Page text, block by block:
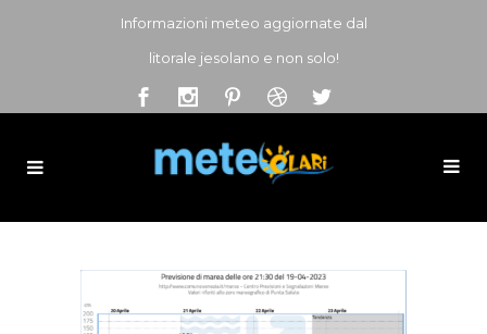
Informazioni meteo aggiornate dal
litorale jesolano e non solo!